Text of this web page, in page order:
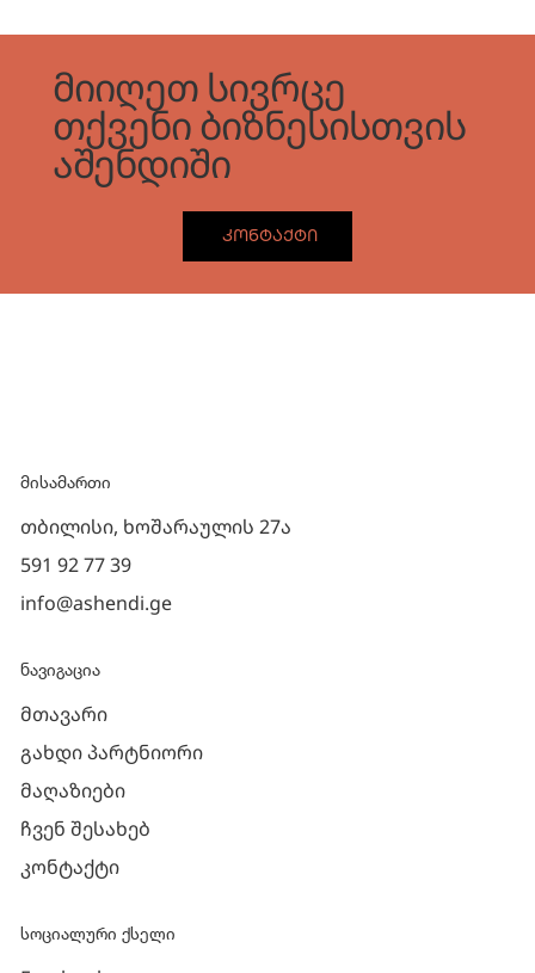
მიიღეთ სივრცე
თქვენი ბიზნესისთვის
აშენდიში
კონტაქტი
მისამართი
თბილისი, ხოშარაულის 27ა
591 92 77 39
info@ashendi.ge
ნავიგაცია
მთავარი
გახდი პარტნიორი
მაღაზიები
ჩვენ შესახებ
კონტაქტი
სოციალური ქსელი